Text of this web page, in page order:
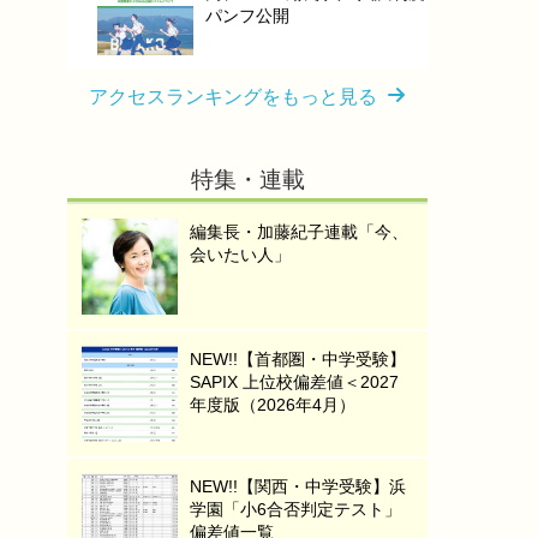
パンフ公開
アクセスランキングをもっと見る
特集・連載
編集長・加藤紀子連載「今、
会いたい人」
NEW!!【首都圏・中学受験】
SAPIX 上位校偏差値＜2027
年度版（2026年4月）
NEW!!【関西・中学受験】浜
学園「小6合否判定テスト」
偏差値一覧